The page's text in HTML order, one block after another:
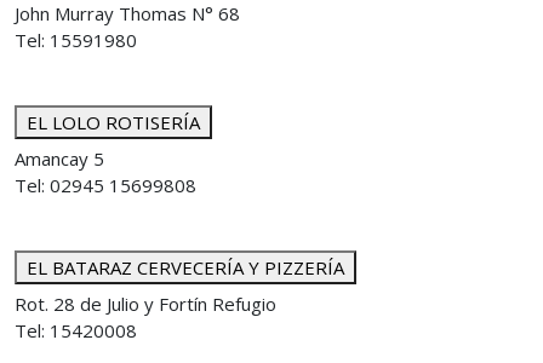
John Murray Thomas N° 68
Tel: 15591980
EL LOLO ROTISERÍA
Amancay 5
Tel: 02945 15699808
EL BATARAZ CERVECERÍA Y PIZZERÍA
Rot. 28 de Julio y Fortín Refugio
Tel: 15420008